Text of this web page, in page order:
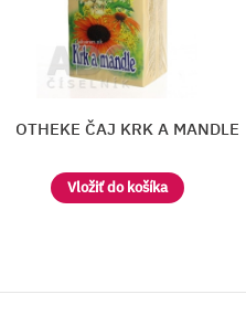
ČAJ KRK A MANDLE
Vložiť do košíka